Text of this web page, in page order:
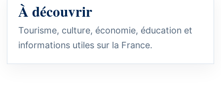
À découvrir
Tourisme, culture, économie, éducation et
informations utiles sur la France.